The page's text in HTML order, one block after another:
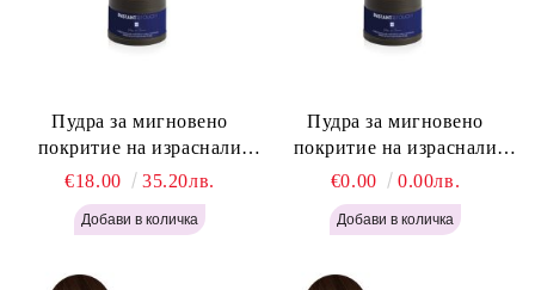
Пудра за мигновено
покритие на израснали
корени Русо - Labor Pro
Instant Retouch Powder -
Blonde H645
€18.00 35.20лв.
Пудра за мигновено
покритие на израснали
корени Светло Кафяво -
Labor Pro Instant Retouch
Powder - Light Brown H644
€0.00 0.00лв.